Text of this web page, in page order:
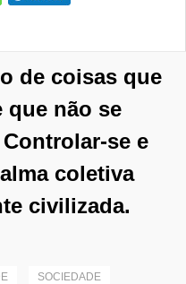
de coisas que
que não se
se e
coletiva
civilizada.
SOCIEDADE